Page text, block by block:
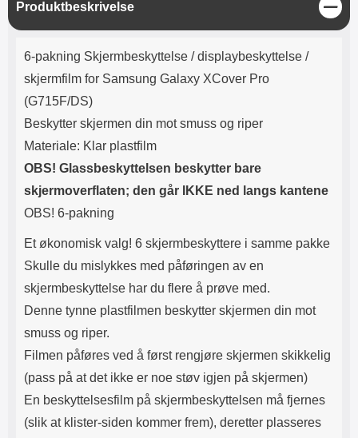
Lyttetid: ca 4 timer
Magnetlukkingen påvirker ikke
har kamerahull for ditt
ikke å ta ut mobilen hver gang du
benytte deg av standcase-
delen. Tyngden på mobilen
holder lommeboken stående. Din
flere farger.
Produktbeskrivelse
L
u
k
Produktbeskrivelse
6-pakning Skjermbeskyttelse / displaybeskyttelse /
skjermfilm for Samsung Galaxy XCover Pro
(G715F/DS)
Beskytter skjermen din mot smuss og riper
Materiale: Klar plastfilm
OBS! Glassbeskyttelsen beskytter bare
skjermoverflaten; den går IKKE ned langs kantene
OBS! 6-pakning
Et økonomisk valg! 6 skjermbeskyttere i samme pakke
Skulle du mislykkes med påføringen av en
skjermbeskyttelse har du flere å prøve med.
Denne tynne plastfilmen beskytter skjermen din mot
smuss og riper.
Filmen påføres ved å først rengjøre skjermen skikkelig
(pass på at det ikke er noe støv igjen på skjermen)
En beskyttelsesfilm på skjermbeskyttelsen må fjernes
(slik at klister-siden kommer frem), deretter plasseres